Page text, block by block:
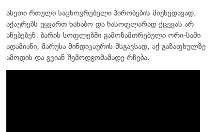
ასეთი რთული საცხოვრებელი პირობების მიუხედავად,
აქაურებს უყვართ ხახაბო და ნასოფლარად ქცევას არ
ანებებენ. ბარის სოფლებში გამოზამთრებული ორი-სამი
ადამიანი, მარუსა მინდიკაურის მსგავსად, აქ გაზაფხულზე
ამოდის და გვიან შემოდგომამადე რჩება.